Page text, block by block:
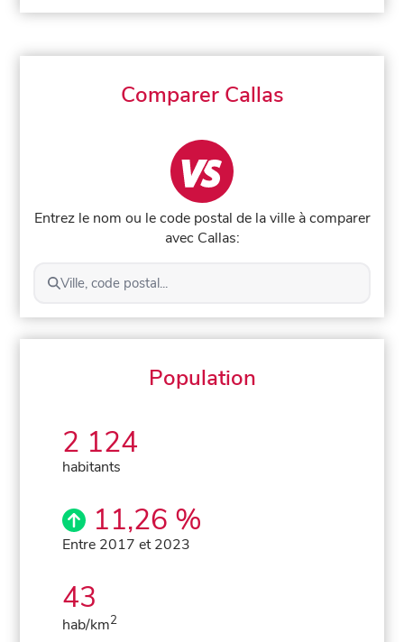
Comparer Callas
Entrez le nom ou le code postal de la ville à comparer
avec Callas:
Ville, code postal...
Population
2 124
habitants
11,26 %
Entre 2017 et 2023
43
hab/km2